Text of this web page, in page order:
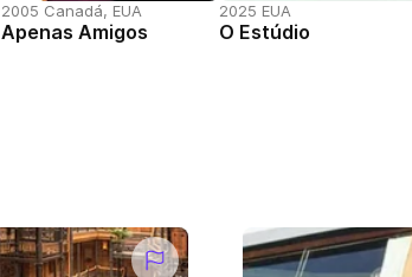
2005 Canadá, EUA
Apenas Amigos
2025 EUA
O Estúdio